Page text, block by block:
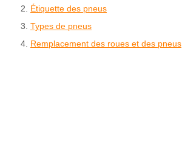
Étiquette des pneus
Types de pneus
Remplacement des roues et des pneus